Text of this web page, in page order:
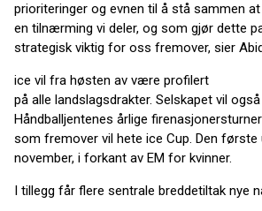
prioriteringer og evnen til å stå sammen at
en tilnærming vi deler, og som gjør dette
strategisk viktig for oss fremover, sier
ice vil fra høsten av være profilert
på alle landslagsdrakter. Selskapet vil
Håndballjentenes årlige
som fremover vil hete ice Cup. Den første
november, i forkant av EM for kvinner.
I tillegg får flere sentrale breddetiltak nye